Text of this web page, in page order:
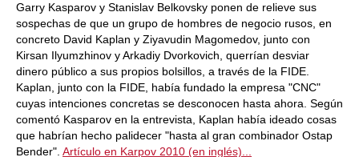
Garry Kasparov y Stanislav Belkovsky ponen de relieve sus
sospechas de que un grupo de hombres de negocio rusos, en
concreto David Kaplan y Ziyavudin Magomedov, junto con
Kirsan Ilyumzhinov y Arkadiy Dvorkovich, querrían desviar
dinero público a sus propios bolsillos, a través de la FIDE.
Kaplan, junto con la FIDE, había fundado la empresa "CNC"
cuyas intenciones concretas se desconocen hasta ahora. Según
comentó Kasparov en la entrevista, Kaplan había ideado cosas
que habrían hecho palidecer "hasta al gran combinador Ostap
Bender". Artículo en Karpov 2010 (en inglés)...